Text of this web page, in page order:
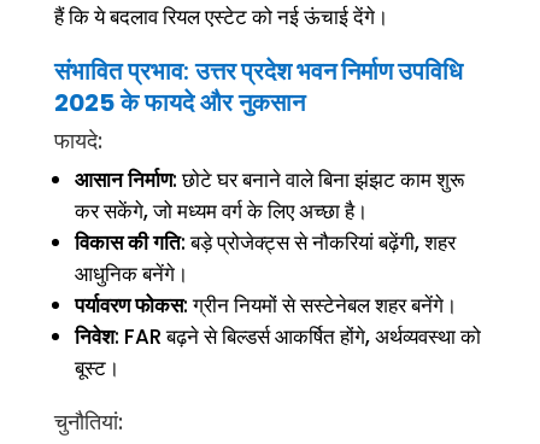
हैं कि ये बदलाव रियल एस्टेट को नई ऊंचाई देंगे।
संभावित प्रभाव:उत्तर प्रदेश भवन निर्माण उपविधि
2025के फायदे और नुकसान
फायदे:
आसान निर्माण: छोटे घर बनाने वाले बिना झंझट काम शुरू
कर सकेंगे, जो मध्यम वर्ग के लिए अच्छा है।
विकास की गति: बड़े प्रोजेक्ट्स से नौकरियां बढ़ेंगी, शहर
आधुनिक बनेंगे।
पर्यावरण फोकस: ग्रीन नियमों से सस्टेनेबल शहर बनेंगे।
निवेश: FAR बढ़ने से बिल्डर्स आकर्षित होंगे, अर्थव्यवस्था को
बूस्ट।
चुनौतियां: